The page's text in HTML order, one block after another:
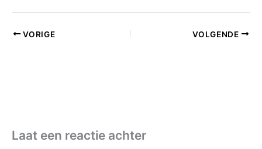
VORIGE VOLGENDE
Laat een reactie achter